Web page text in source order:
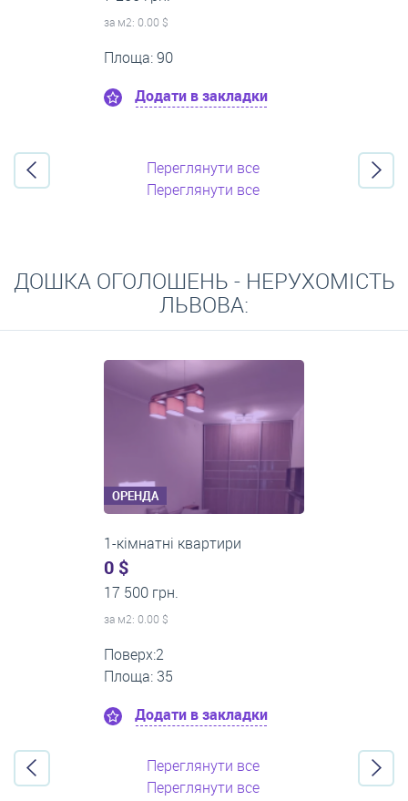
за м2: 1 285.71 $
Площа: 14
Додати в закладки
Переглянути все
Переглянути все
ДОШКА ОГОЛОШЕНЬ - НЕРУХОМІСТЬ
ЛЬВОВА:
ОРЕНДА
3-кімнатні квартири
500 $
0 грн.
за м 2: 8.33 $
Поверх:3
Площа: 60
Додати в закладки
Переглянути все
Переглянути все